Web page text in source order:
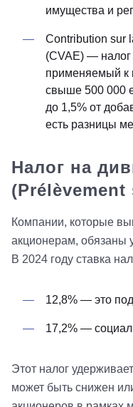
имущества и
Contribution sur
(CVAE) — налог
применяемый к
свыше 500 000
до 1,5% от
есть разницы
Налог на
Компании, которые
акционерам, обязаны
В 2024 году ставка
12,8% — это
17,2% —
Этот налог
может быть снижен